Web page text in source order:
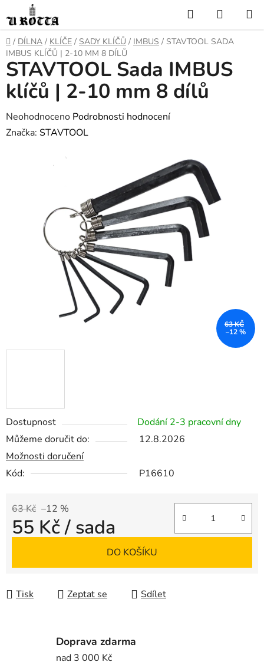
na
obsah
Hledat
KOŠÍK
DOMŮ
/ DÍLNA / KLÍČE / SADY KLÍČŮ / IMBUS / STAVTOOL SADA
IMBUS KLÍČŮ | 2-10 MM 8 DÍLŮ
Dostupnost
Dodání 2-3 pracovní dny
Můžeme doručit do:
12.8.2026
Možnosti doručení
Kód:
P16610
63 Kč –12 %
55 Kč/ sada
DO KOŠÍKU
Tisk Zeptat se Sdílet
STAVTOOL Sada IMBUS
klíčů | 2-10 mm 8 dílů
Průměrné
hodnocení
hvězdiček.
Neohodnoceno Podrobnosti hodnocení
Značka: STAVTOOL
63 KČ
–12 %
Doprava zdarma
nad 3 000 Kč